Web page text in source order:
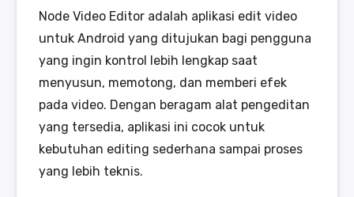
Node Video Editor adalah aplikasi edit video
untuk Android yang ditujukan bagi pengguna
yang ingin kontrol lebih lengkap saat
menyusun, memotong, dan memberi efek
pada video. Dengan beragam alat pengeditan
yang tersedia, aplikasi ini cocok untuk
kebutuhan editing sederhana sampai proses
yang lebih teknis.